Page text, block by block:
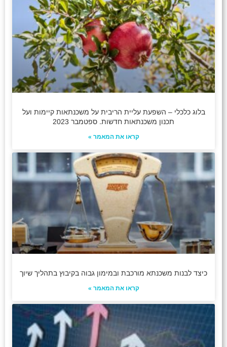
בלוג כלכלי – השפעת עליית הריבית על משכנתאות קיימות ועל
תכנון משכנתאות חדשות. ספטמבר 2023
קראו את המאמר »
כיצד לבנות משכנתא מורכבת ובמימון גבוה בקיבוץ בתהליך שיוך
קראו את המאמר »